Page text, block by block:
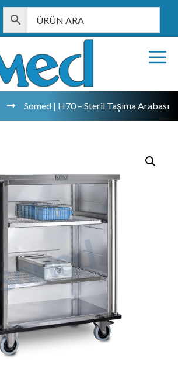
Somed | H70 – Steril Taşıma Arabası